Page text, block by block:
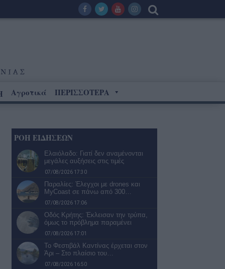
Αγροτικά ΠΕΡΙΣΣΟΤΕΡΑ
ΡΟΗ ΕΙΔΗΣΕΩΝ
Ελαιόλαδο: Γιατί δεν αναμένονται
μεγάλες αυξήσεις στις τιμές
07/08/2026 17:30
Παραλίες: Έλεγχοι με drones και
MyCoast σε πάνω από 300…
07/08/2026 17:06
Οδός Κρήτης: Έκλεισαν την τρύπα,
όμως το πρόβλημα παραμένει
07/08/2026 17:01
Το Φεστιβάλ Καντίνας έρχεται στον
Άρι – Στο πλαίσιο του…
07/08/2026 16:50